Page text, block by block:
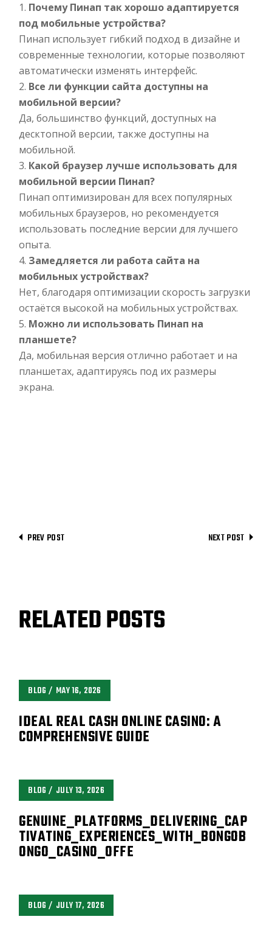
Почему Пинап так хорошо адаптируется
под мобильные устройства?
Пинап использует гибкий подход в дизайне и
современные технологии, которые позволяют
автоматически изменять интерфейс.
Все ли функции сайта доступны на
мобильной версии?
Да, большинство функций, доступных на
десктопной версии, также доступны на
мобильной.
Какой браузер лучше использовать для
мобильной версии Пинап?
Пинап оптимизирован для всех популярных
мобильных браузеров, но рекомендуется
использовать последние версии для лучшего
опыта.
Замедляется ли работа сайта на
мобильных устройствах?
Нет, благодаря оптимизации скорость загрузки
остаётся высокой на мобильных устройствах.
Можно ли использовать Пинап на
планшете?
Да, мобильная версия отлично работает и на
планшетах, адаптируясь под их размеры
экрана.
PREV POST NEXT POST
RELATED POSTS
BLOG MAY 16, 2026
IDEAL REAL CASH ONLINE CASINO: A
COMPREHENSIVE GUIDE
BLOG JULY 13, 2026
GENUINE_PLATFORMS_DELIVERING_CAP
TIVATING_EXPERIENCES_WITH_BONGOB
ONGO_CASINO_OFFE
BLOG JULY 17, 2026